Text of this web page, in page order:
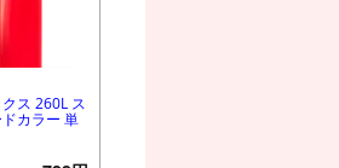
ス 260L ス
カラー 単